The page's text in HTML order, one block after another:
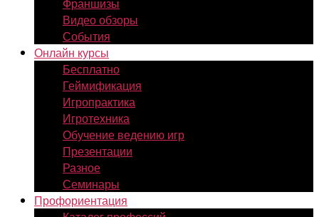
Франшизы
Видео обзоры
События
Онлайн курсы
Бесплатно
Геймификация
Игропрактика
Игротехника
Обучение ведению игр
Презентации
Разное
Семинары
Профориентация